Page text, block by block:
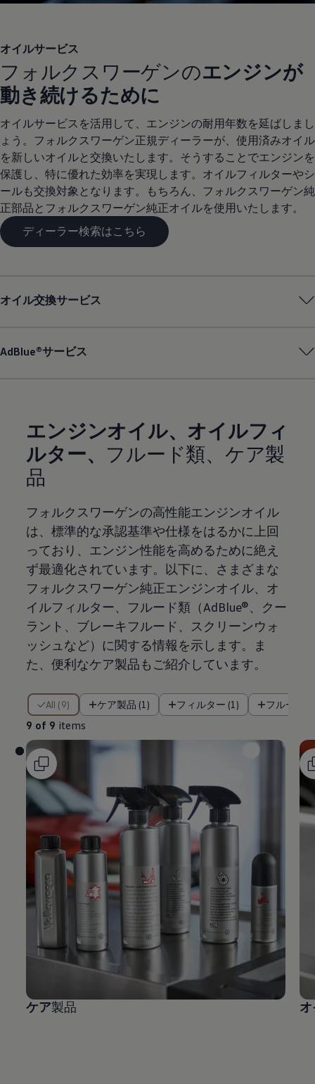
オイルサービス
フォルクスワーゲンのエンジンが
動き続けるために
オイルサービスを活用して、エンジンの耐用年数を延ばしまし
ょう。フォルクスワーゲン正規ディーラーが、使用済みオイル
を新しいオイルと交換いたします。そうすることでエンジンを
保護し、特に優れた効率を実現します。オイルフィルターやシ
ールも交換対象となります。もちろん、フォルクスワーゲン純
正部品とフォルクスワーゲン純正オイルを使用いたします。
ディーラー検索はこちら
オイル交換サービス
AdBlue®サービス
エンジンオイル、オイルフィ
ルター、 フルード類、ケア製
品
フォルクスワーゲンの高性能エンジンオイル
は、標準的な承認基準や仕様をはるかに上回
っており、エンジン性能を高めるために絶え
ず最適化されています。以下に、さまざまな
フォルクスワーゲン純正エンジンオイル、オ
イルフィルター、フルード類（AdBlue®、クー
ラント、ブレーキフルード、スクリーンウォ
ッシュなど）に関する情報を示します。ま
た、便利なケア製品もご紹介しています。
All (9) ケア製品 (1) フィルター (1) フルード
9 of 9 items
9 of 9 items
ケア製品